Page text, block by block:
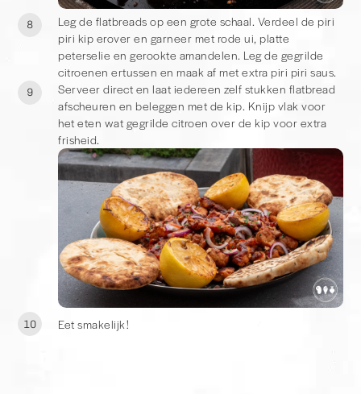
8
Leg de flatbreads op een grote schaal. Verdeel de piri
piri kip erover en garneer met rode ui, platte
peterselie en gerookte amandelen. Leg de gegrilde
citroenen ertussen en maak af met extra piri piri saus.
9
Serveer direct en laat iedereen zelf stukken flatbread
afscheuren en beleggen met de kip. Knijp vlak voor
het eten wat gegrilde citroen over de kip voor extra
frisheid.
10 Eet smakelijk!